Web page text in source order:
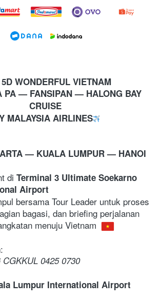
5D WONDERFUL VIETNAM
— FANSIPAN — HALONG BAY
CRUISE
MALAYSIA AIRLINES
— KUALA LUMPUR — HANOI
di Terminal 3 Ultimate Soekarno
Airport
bersama Tour Leader untuk proses
bagasi, dan briefing perjalanan
menuju Vietnam
0425 0730
Lumpur International Airport